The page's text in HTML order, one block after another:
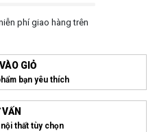
phí giao hàng trên
GIỎ
bạn yêu thích
thất tùy chọn